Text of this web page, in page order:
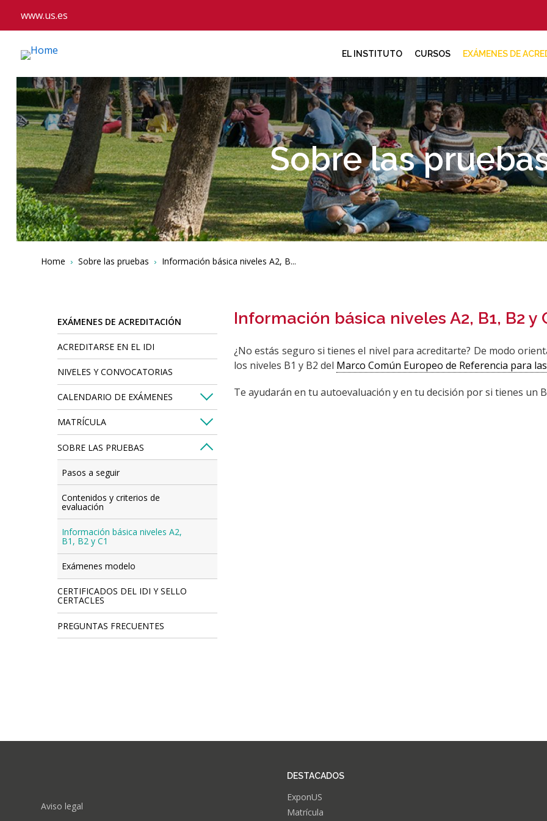
www.us.es
EL INSTITUTO CURSOS EXÁMENES DE
Sobre las
Breadcrumbs
You
Home Sobre las pruebas Información básica niveles A2, B...
EXÁMENES DE ACREDITACIÓN
ACREDITARSE EN EL IDI
NIVELES Y CONVOCATORIAS
CALENDARIO DE EXÁMENES
MATRÍCULA
SOBRE LAS PRUEBAS
Pasos a seguir
Contenidos y criterios de
evaluación
Información básica niveles A2,
B1, B2 y C1
Exámenes modelo
CERTIFICADOS DEL IDI Y SELLO
CERTACLES
PREGUNTAS FRECUENTES
Información básica niveles A2, B1, B2 y
¿No estás seguro si tienes el nivel para acreditarte? De modo
los niveles B1 y B2 del Marco Común Europeo de Referencia para
Te ayudarán en tu autoevaluación y en tu decisión por si tienes un
Aviso legal
DESTACADOS
ExponUS
Matrícula